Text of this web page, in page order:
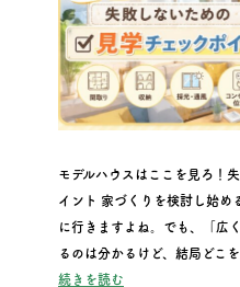
モデルハウスはここを見ろ！
イント 家づくりを検討し始め
に行きますよね。でも、「広
るのは分かるけど、結局どこ
続きを読む“モデルハウスはこ